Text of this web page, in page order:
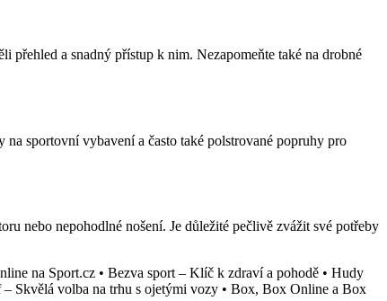
přehled a snadný přístup k nim. Nezapomeňte také na drobné
sportovní vybavení a často také polstrované popruhy pro
nebo nepohodlné nošení. Je důležité pečlivě zvážit své potřeby
na Sport.cz • Bezva sport – Klíč k zdraví a pohodě • Hudy
Skvělá volba na trhu s ojetými vozy • Box, Box Online a Box